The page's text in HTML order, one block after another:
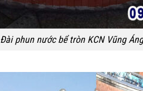
Đài phun nước bể tròn KCN Vũng Áng